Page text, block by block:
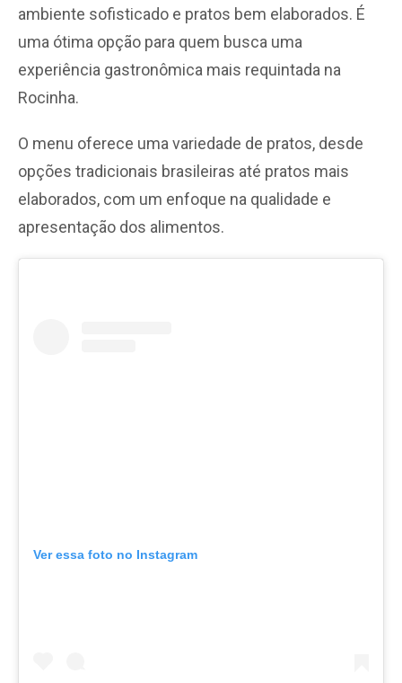
ambiente sofisticado e pratos bem elaborados. É
uma ótima opção para quem busca uma
experiência gastronômica mais requintada na
Rocinha.
O menu oferece uma variedade de pratos, desde
opções tradicionais brasileiras até pratos mais
elaborados, com um enfoque na qualidade e
apresentação dos alimentos.
Ver essa foto no Instagram